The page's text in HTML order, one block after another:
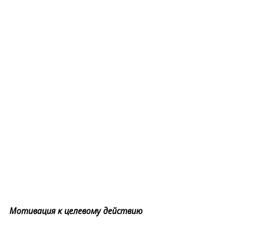
Мотивация к целевому действию